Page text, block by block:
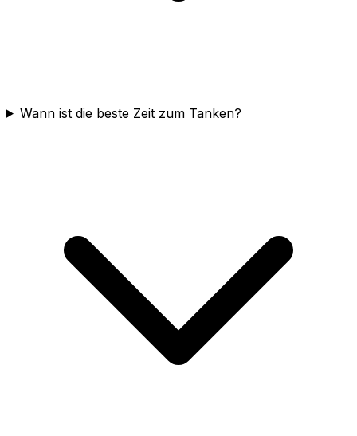
Wann ist die beste Zeit zum Tanken?